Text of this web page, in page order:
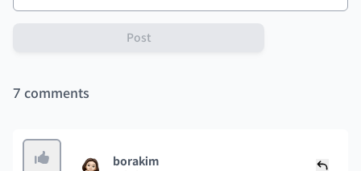
Post
7 comments
borakim